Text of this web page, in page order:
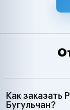
Как заказать
Бугульчан?